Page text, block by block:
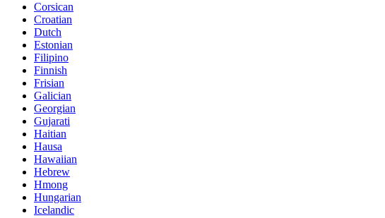
Corsican
Croatian
Dutch
Estonian
Filipino
Finnish
Frisian
Galician
Georgian
Gujarati
Haitian
Hausa
Hawaiian
Hebrew
Hmong
Hungarian
Icelandic